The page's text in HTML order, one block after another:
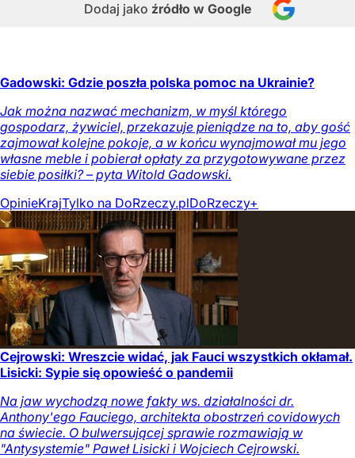
Dodaj jako źródło w Google
Gadowski: Gdzie poszła polska pomoc na Ukrainie?
Jak można nazwać mechanizm, w myśl którego
gospodarz, żywiciel, przekazuje pieniądze na to, aby gość
zajmował kolejne pokoje, a w końcu wynajmował mu jego
własne meble i pobierał opłaty za przygotowywane przez
siebie posiłki? – pyta Witold Gadowski.
OpinieKrajTylko na DoRzeczy.plDoRzeczy+
Cejrowski: Wreszcie widać, jak Fauci wszystkich okłamał.
Lisicki: Sypie się opowieść o pandemii
Na jaw wychodzą nowe fakty ws. działalności dr.
Anthony'ego Fauciego, architekta obostrzeń covidowych
na świecie. O bulwersującej sprawie rozmawiają w
"Antysystemie" Paweł Lisicki i Wojciech Cejrowski.